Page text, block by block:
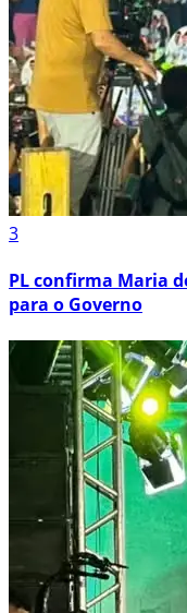
3
PL confirma Maria
para o Governo